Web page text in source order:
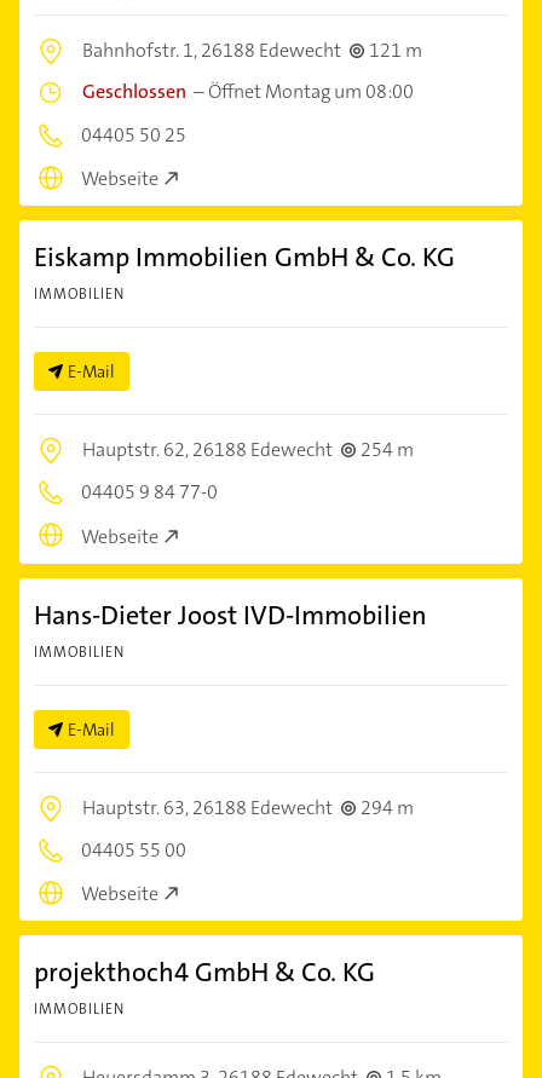
Bahnhofstr. 1,26188 Edewecht
121 m
Geschlossen –Öffnet Montag um 08:00
04405 50 25
Webseite
Eiskamp Immobilien GmbH & Co. KG
IMMOBILIEN
E-Mail
Hauptstr. 62,26188 Edewecht
254 m
04405 9 84 77-0
Webseite
Hans-Dieter Joost IVD-Immobilien
IMMOBILIEN
E-Mail
Hauptstr. 63,26188 Edewecht
294 m
04405 55 00
Webseite
projekthoch4 GmbH & Co. KG
IMMOBILIEN